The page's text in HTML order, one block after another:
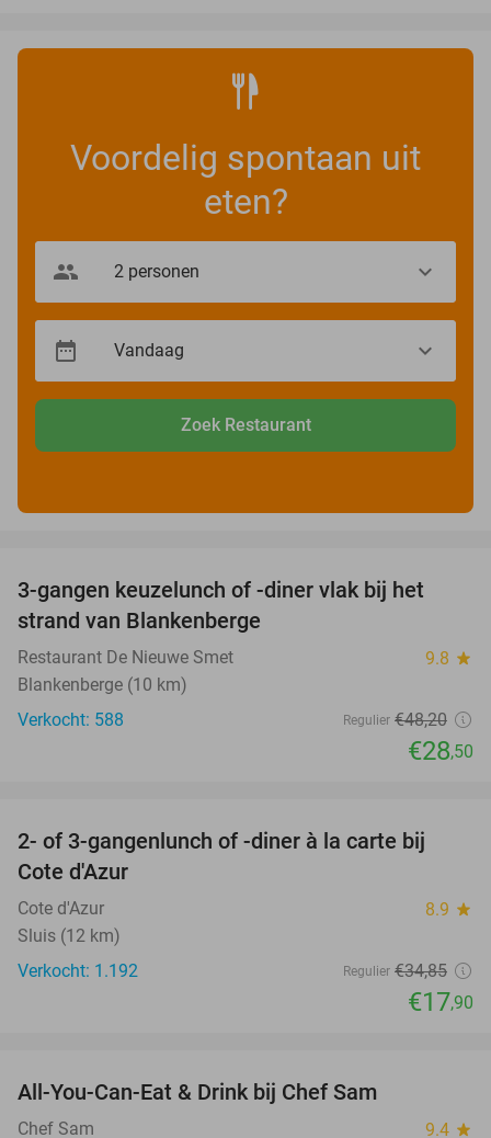
Voordelig spontaan uit
eten?
Zoek Restaurant
3-gangen keuzelunch of -diner vlak bij het
strand van Blankenberge
Restaurant De Nieuwe Smet 9.8 star
Blankenberge (10 km)
Verkocht: 588
Regulier €48,20
€28,50
49%
2- of 3-gangenlunch of -diner à la carte bij
Cote d'Azur
Cote d'Azur 8.9 star
Sluis (12 km)
Verkocht: 1.192
Regulier €34,85
€17,90
All-You-Can-Eat & Drink bij Chef Sam
Chef Sam 9.4 star